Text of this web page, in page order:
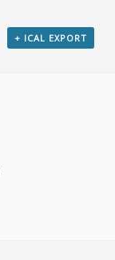
+ ICAL EXPORT